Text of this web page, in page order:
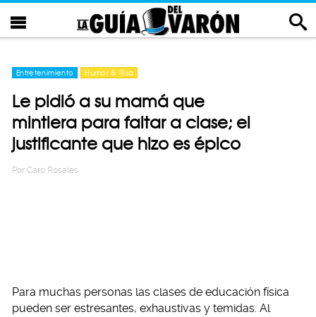
Entretenimiento Humor & Risa
Le pidió a su mamá que
mintiera para faltar a clase; el
justificante que hizo es épico
Por Caro Rosales
Para muchas personas las clases de educación física
pueden ser estresantes, exhaustivas y temidas. Al